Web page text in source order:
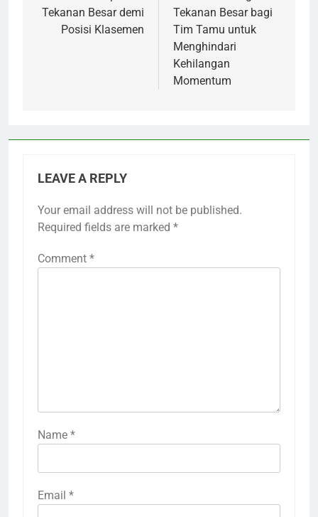
Tekanan Besar demi
Posisi Klasemen
Tekanan Besar bagi
Tim Tamu untuk
Menghindari
Kehilangan
Momentum
LEAVE A REPLY
Your email address will not be published.
Required fields are marked *
Comment *
Name *
Email *